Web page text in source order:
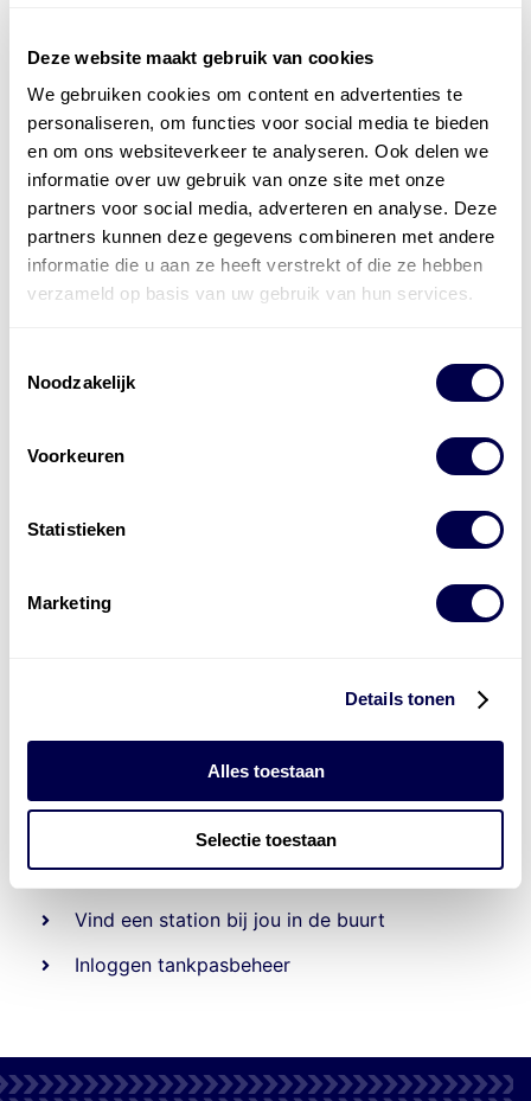
Deze website maakt gebruik van cookies
We gebruiken cookies om content en advertenties te
personaliseren, om functies voor social media te bieden
en om ons websiteverkeer te analyseren. Ook delen we
informatie over uw gebruik van onze site met onze
partners voor social media, adverteren en analyse. Deze
partners kunnen deze gegevens combineren met andere
informatie die u aan ze heeft verstrekt of die ze hebben
verzameld op basis van uw gebruik van hun services.
Noodzakelijk
Voorkeuren
Statistieken
Marketing
Details tonen
Alles toestaan
Selectie toestaan
Officieel distributeur met Mobil Smeermiddelen
voor alle sectoren
Welke olie heb ik nodig
Alle producten bekijken
ReferentiesKwikfit,Roba ,de Groot
tankstationsen duizenden
laadpassen
Den Hartog tank- en laadpas
Vind een station bij jou in de buurt
Inloggen tankpasbeheer